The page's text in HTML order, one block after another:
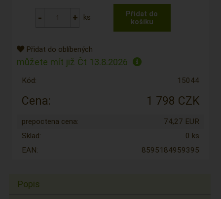
ks
Přidat do oblíbených
můžete mít již Čt 13.8.2026
Kód: 15044
Cena: 1 798 CZK
prepoctena cena:
74,27 EUR
Sklad:
0 ks
EAN:
8595184959395
Popis